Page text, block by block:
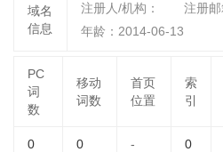
域名
信息
注册人/机构：
注册
年龄：2014-06-13
PC
词
数
移动
词数
首页
位置
索
引
0 0 - 0